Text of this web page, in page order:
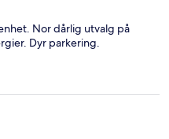
Nor dårlig utvalg på
Dyr parkering.